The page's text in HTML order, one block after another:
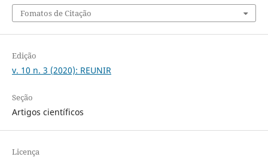
Fomatos de Citação
Edição
v. 10 n. 3 (2020): REUNIR
Seção
Artigos científicos
Licença